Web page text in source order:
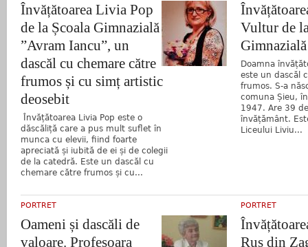
Învățătoarea Livia Pop
de la Școala Gimnazială
”Avram Iancu”, un
dascăl cu chemare către
frumos și cu simț artistic
deosebit
Învățătoarea Livia Pop este o
dăscăliță care a pus mult suflet în
munca cu elevii, fiind foarte
apreciată și iubită de ei și de colegii
de la catedră. Este un dascăl cu
chemare către frumos și cu...
Vultur de
Doamna
este un dascăl
frumos. S-a
comuna Șieu,
1947. Are 39
învățământ.
Liceului Liviu...
PORTRET
Oameni și dascăli de
valoare. Profesoara
PORTRET
Rus din